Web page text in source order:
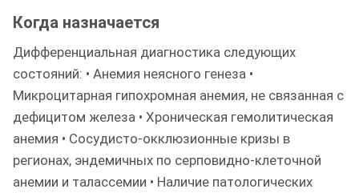
Когда назначается
Дифференциальная диагностика следующих
состояний: • Анемия неясного генеза •
Микроцитарная гипохромная анемия, не связанная с
дефицитом железа • Хроническая гемолитическая
анемия • Сосудисто-окклюзионные кризы в
регионах, эндемичных по серповидно-клеточной
анемии и талассемии • Наличие патологических